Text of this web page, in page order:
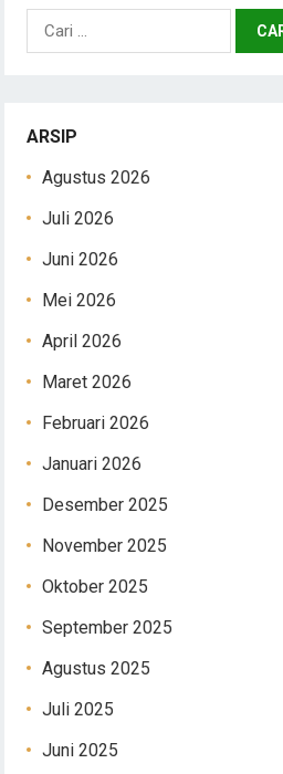
untuk:
ARSIP
Agustus 2026
Juli 2026
Juni 2026
Mei 2026
April 2026
Maret 2026
Februari 2026
Januari 2026
Desember 2025
November 2025
Oktober 2025
September 2025
Agustus 2025
Juli 2025
Juni 2025